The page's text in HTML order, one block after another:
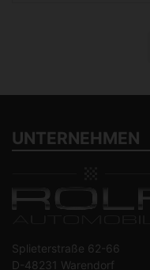
UNTERNEHMEN
Splieterstraße 62-66
D-48231 Warendorf